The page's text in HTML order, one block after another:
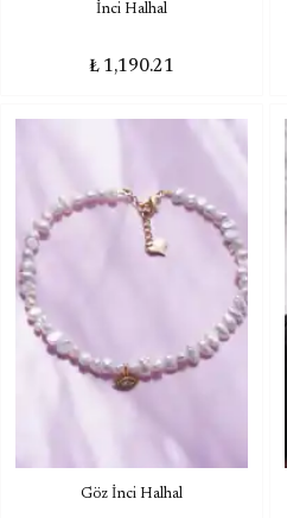
İnci Halhal
₺ 1,190.21
Göz İnci Halhal